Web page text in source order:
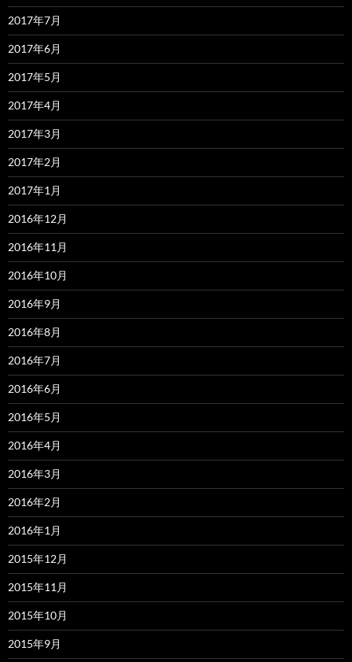
2017年7月
2017年6月
2017年5月
2017年4月
2017年3月
2017年2月
2017年1月
2016年12月
2016年11月
2016年10月
2016年9月
2016年8月
2016年7月
2016年6月
2016年5月
2016年4月
2016年3月
2016年2月
2016年1月
2015年12月
2015年11月
2015年10月
2015年9月